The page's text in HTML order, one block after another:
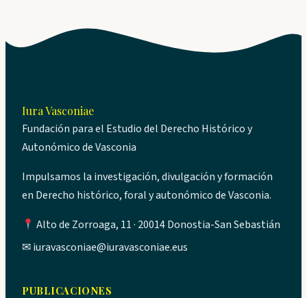
Iura Vasconiae
Fundación para el Estudio del Derecho Histórico y
Autonómico de Vasconia
Impulsamos la investigación, divulgación y formación
en Derecho histórico, foral y autonómico de Vasconia.
Alto de Zorroaga, 11 · 20014 Donostia-San Sebastián
✉iuravasconiae@iuravasconiae.eus
PUBLICACIONES